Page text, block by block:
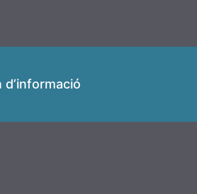
d’informació